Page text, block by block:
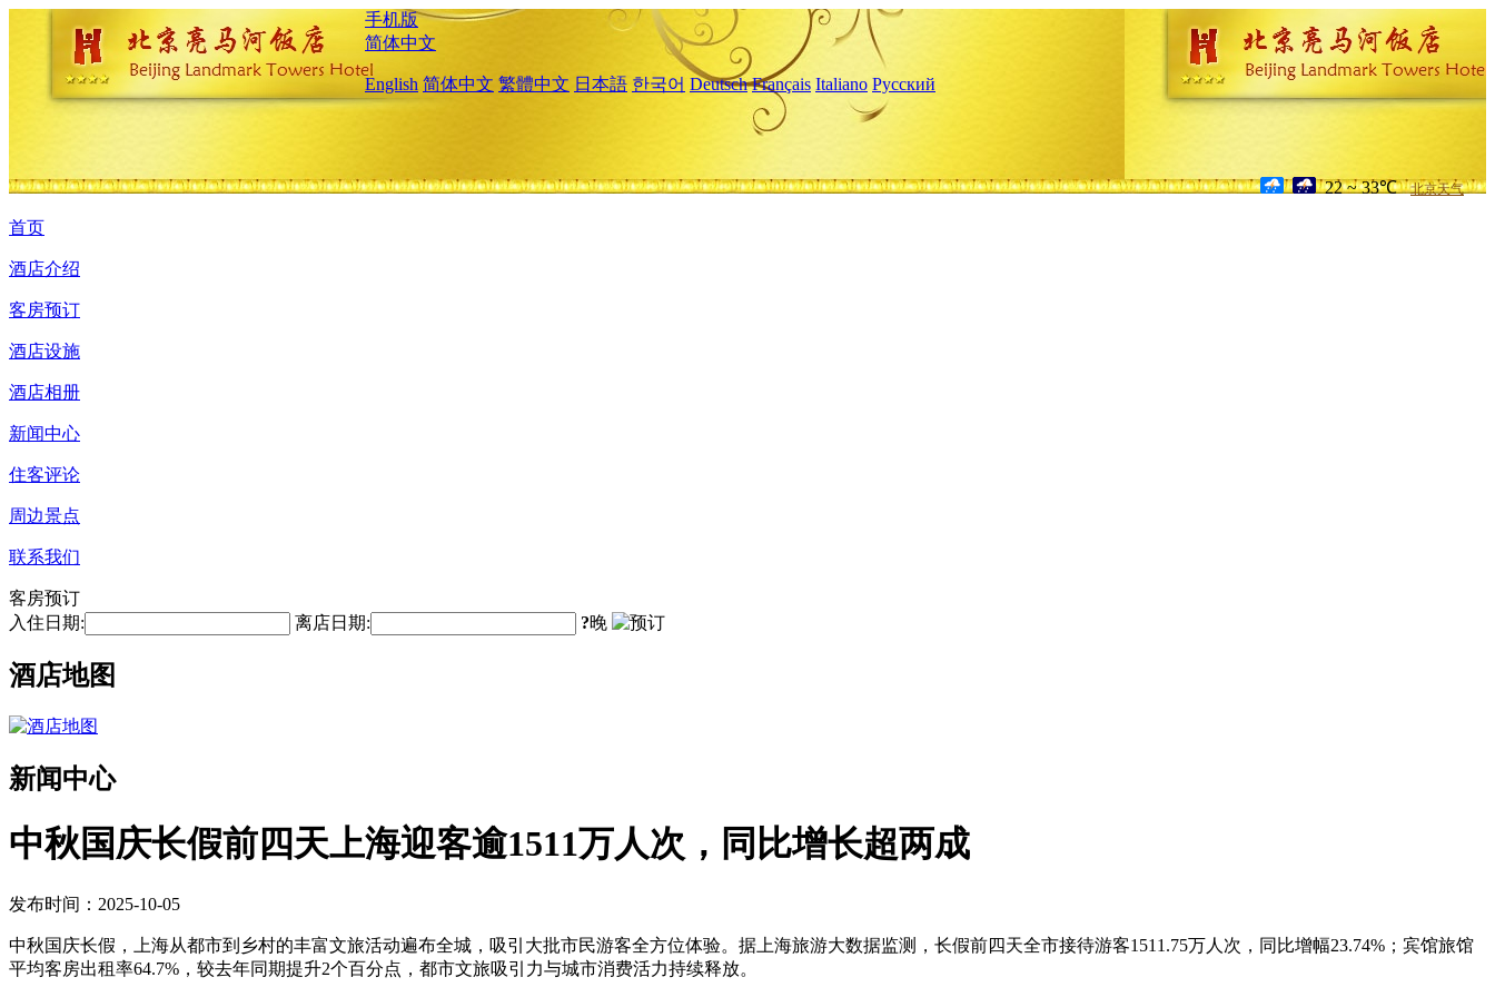
手机版
简体中文
English 简体中文 繁體中文 日本語 한국어 Deutsch Français Italiano Русский
22 ~ 33℃ 北京天气
首页
酒店介绍
客房预订
酒店设施
酒店相册
新闻中心
住客评论
周边景点
联系我们
客房预订
入住日期:
离店日期: ?晚
酒店地图
新闻中心
中秋国庆长假前四天上海迎客逾1511万人次，同比增长超两成
发布时间：2025-10-05
中秋国庆长假，上海从都市到乡村的丰富文旅活动遍布全城，吸引大批市民游客全方位体验。据上海旅游大数据监测，长假前四天全市接待游客1511.75万人次，同比增幅23.74%；宾馆旅馆
平均客房出租率64.7%，较去年同期提升2个百分点，都市文旅吸引力与城市消费活力持续释放。